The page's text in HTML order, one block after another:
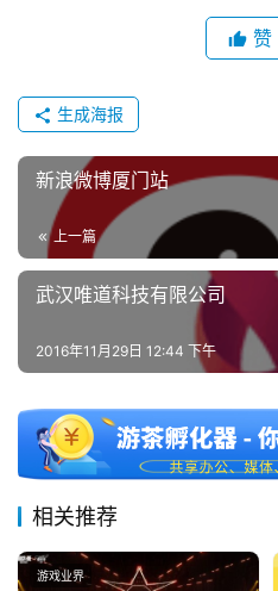
7
月
3
0
日
茶
对
接
会
赞
生成海报
新浪微博厦门站
上一篇
武汉唯道科技有限公司
2016年11月29日 12:44 下午
相关推荐
游戏业界